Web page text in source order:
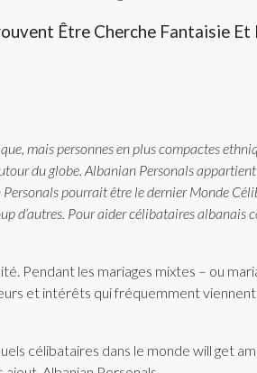
Être Cherche Fantaisie
mais personnes en plus compactes
du globe. Albanian Personals
pourrait être le dernier Monde
d’autres. Pour aider célibataires
Pendant les mariages mixtes – ou
et intérêts qui fréquemment
célibataires dans le monde will get